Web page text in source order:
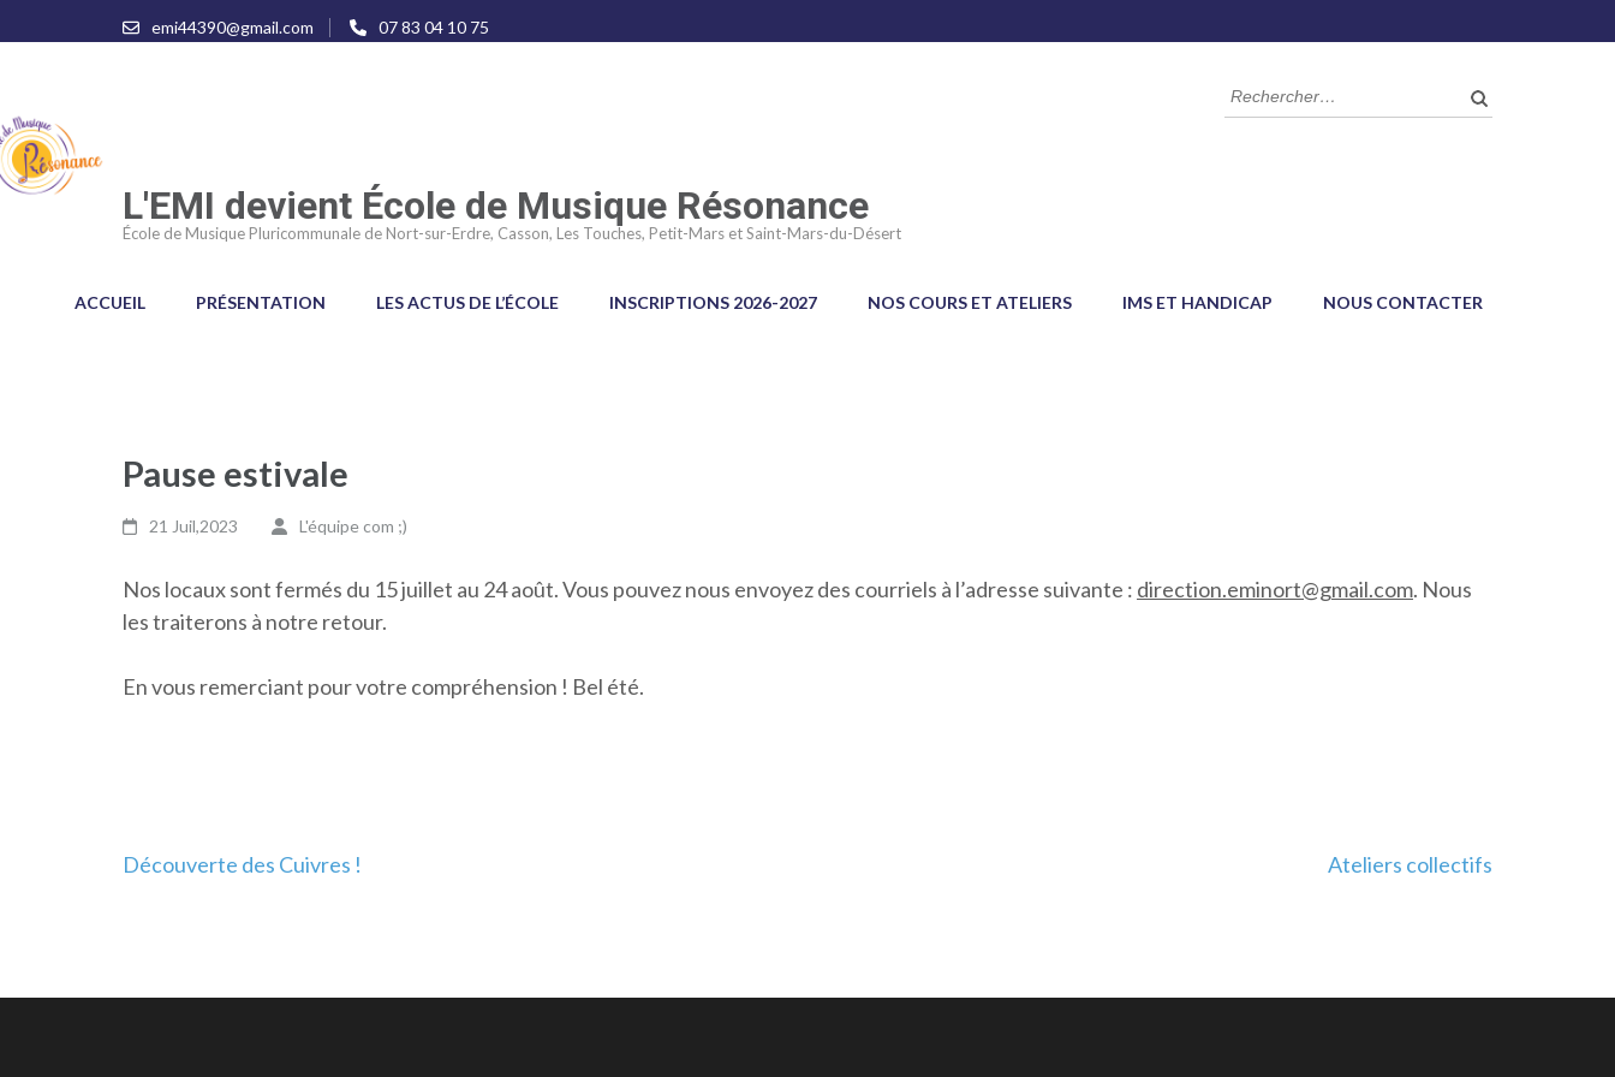
au
(Pressez
Entrée)
emi44390@gmail.com 07 83 04 10 75
L'EMI devient École de Musique Résonance
École de Musique Pluricommunale de Nort-sur-Erdre, Casson, Les Touches, Petit-Mars et Saint-Mars-du-Désert
Rechercher :
ACCUEIL PRÉSENTATION LES ACTUS DE L’ÉCOLE INSCRIPTIONS 2026-2027 NOS COURS ET ATELIERS IMS ET HANDICAP NOUS CONTACTER
Pause estivale
21 Juil,2023 L'équipe com ;)
Nos locaux sont fermés du 15 juillet au 24 août. Vous pouvez nous envoyez des courriels à l’adresse suivante : direction.eminort@gmail.com. Nous
les traiterons à notre retour.
En vous remerciant pour votre compréhension ! Bel été.
Navigation
Découverte des Cuivres ! Ateliers collectifs